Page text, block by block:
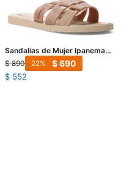
Sandalias de Mujer Ipanema
Bold - Beige - Dorado
$ 890 $690
22
$ 552